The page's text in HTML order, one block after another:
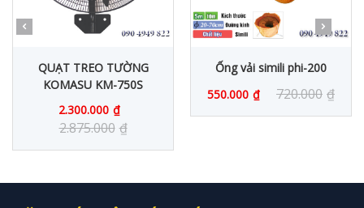
QUẠT TREO TƯỜNG
KOMASU KM-750S
2.300.000 ₫
2.875.000 ₫
Ống vải simili phi-200
550.000 ₫ 720.000 ₫